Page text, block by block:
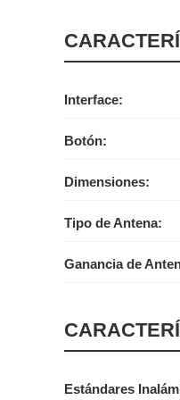
Interface:
Botón:
Dimensiones:
Tipo de Antena:
Ganancia de
Estándares